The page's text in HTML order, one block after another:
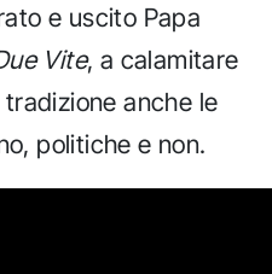
e uscito Papa
Vite, a calamitare
anche le
politiche e non.